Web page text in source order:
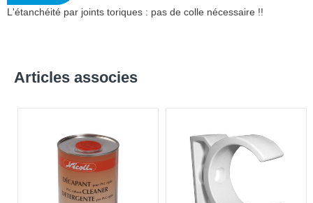
L'étanchéité par joints toriques : pas de colle nécessaire !!
Articles associes